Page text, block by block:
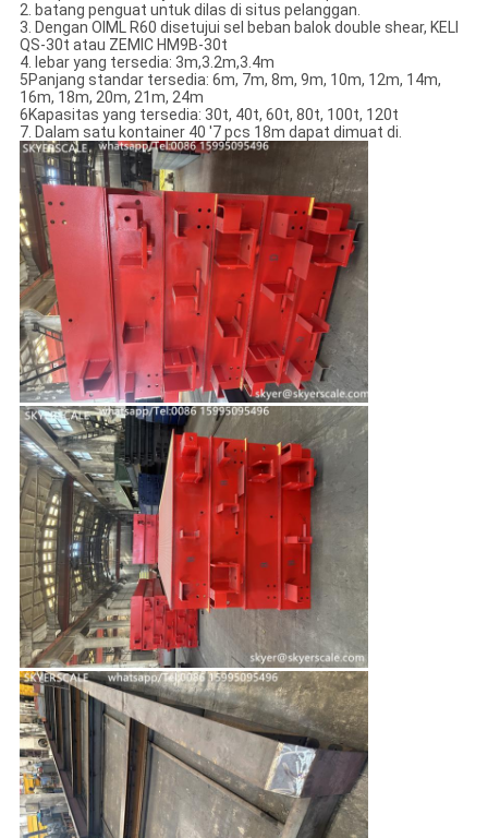
2. batang penguat untuk dilas di situs pelanggan.
3. Dengan OIML R60 disetujui sel beban balok double shear, KELI
QS-30t atau ZEMIC HM9B-30t
4. lebar yang tersedia: 3m,3.2m,3.4m
5Panjang standar tersedia: 6m, 7m, 8m, 9m, 10m, 12m, 14m,
16m, 18m, 20m, 21m, 24m
6Kapasitas yang tersedia: 30t, 40t, 60t, 80t, 100t, 120t
7. Dalam satu kontainer 40 '7 pcs 18m dapat dimuat di.